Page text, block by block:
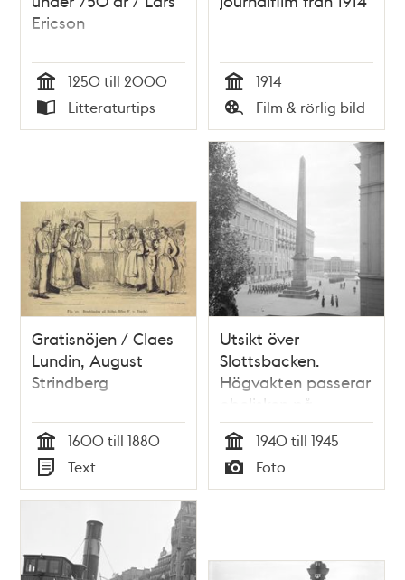
Ericson
Tid
1250 till 2000
Typ
Litteraturtips Tid
1914
Typ
Film & rörlig bild
Gratisnöjen / Claes
Lundin, August
Strindberg
Tid
1600 till 1880
Typ
Text
Utsikt över
Slottsbacken.
Högvakten passerar
obelisken på
Slottsbacken.
Nationalmuseet i
fonden
Tid
1940 till 1945
Typ
Foto